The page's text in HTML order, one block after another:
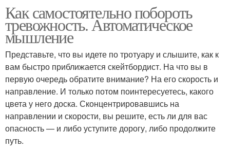
Как самостоятельно побороть
тревожность. Автоматическое
мышление
Представьте, что вы идете по тротуару и слышите, как к
вам быстро приближается скейтбордист. На что вы в
первую очередь обратите внимание? На его скорость и
направление. И только потом поинтересуетесь, какого
цвета у него доска. Сконцентрировавшись на
направлении и скорости, вы решите, есть ли для вас
опасность — и либо уступите дорогу, либо продолжите
путь.